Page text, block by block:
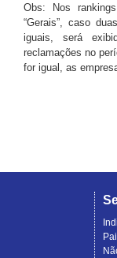
Obs: Nos
“Gerais”, caso
iguais, será
reclamações no
for igual, as